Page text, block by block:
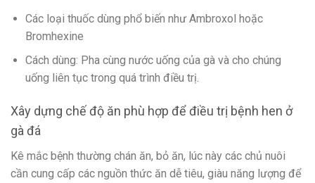
Các loại thuốc dùng phổ biến như Ambroxol hoặc
Bromhexine
Cách dùng: Pha cùng nước uống của gà và cho chúng
uống liên tục trong quá trình điều trị.
Xây dựng chế độ ăn phù hợp để điều trị bệnh hen ở
gà đá
Kê mắc bệnh thường chán ăn, bỏ ăn, lúc này các chủ nuôi
cần cung cấp các nguồn thức ăn dễ tiêu, giàu năng lượng để